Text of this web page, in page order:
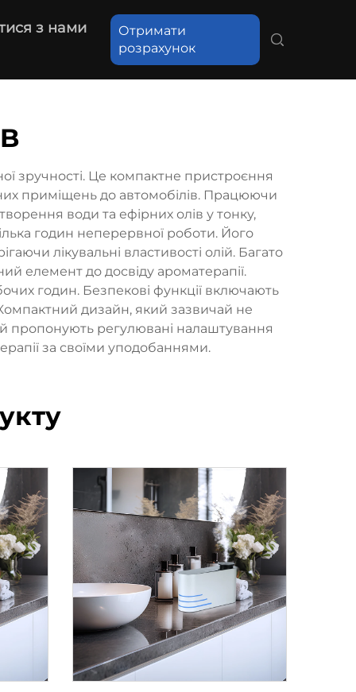
з нами
Отримати
розрахунок
зручності. Це компактне пристроєння
приміщень до автомобілів. Працюючи
води та ефірних олів у тонку,
годин неперервної роботи. Його
лікувальні властивості олій. Багато
елемент до досвіду ароматерапії.
годин. Безпекові функції включають
дизайн, який зазвичай не
пропонують регулювані налаштування
за своїми уподобаннями.